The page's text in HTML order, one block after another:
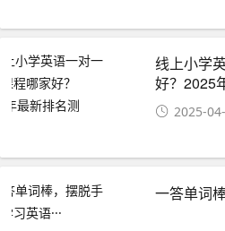
线上小学
好？2025
2025-
一答单词